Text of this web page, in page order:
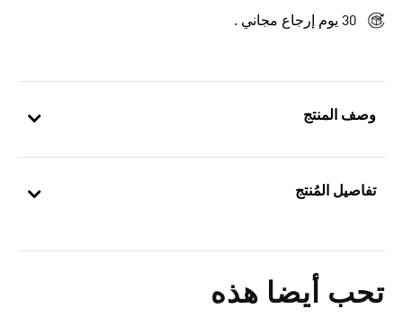
وصف المنتج
تفاصيل المُنتج
تحب أيضا هذه